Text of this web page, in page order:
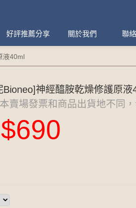
好評推薦分享 關於我們 聯
液40ml
Bioneo]神經醯胺乾燥修護原液
賣場發票和商品出貨地不同
$690